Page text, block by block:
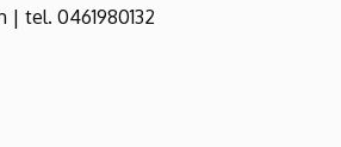
tel. 0461980132